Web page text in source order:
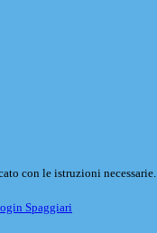
con le istruzioni necessarie.
Spaggiari